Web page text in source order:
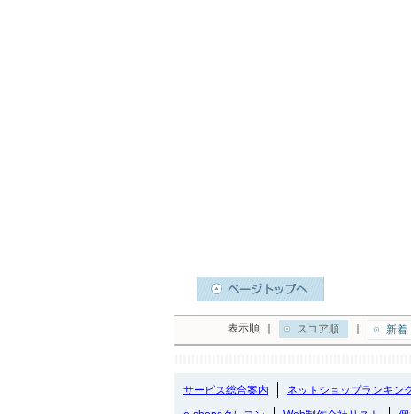
表示順 スコア順 新着
サービス総合案内 ネットショップランキン